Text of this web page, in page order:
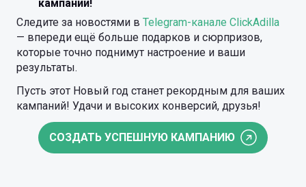
кампании!
Следите за новостями в Telegram-канале ClickAdilla
— впереди ещё больше подарков и сюрпризов,
которые точно поднимут настроение и ваши
результаты.
Пусть этот Новый год станет рекордным для ваших
кампаний! Удачи и высоких конверсий, друзья!
СОЗДАТЬ УСПЕШНУЮ КАМПАНИЮ